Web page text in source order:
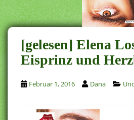
n
t
[gelesen] Elena
Eisprinz und
Februar 1, 2016 Dana